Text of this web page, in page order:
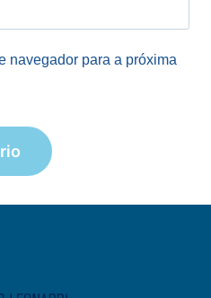
navegador para a próxima